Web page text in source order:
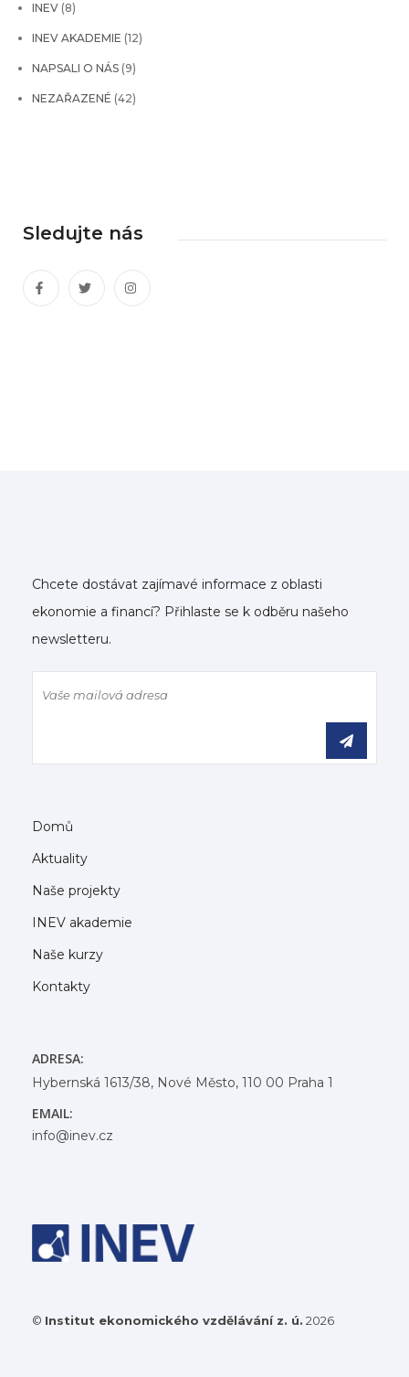
INEV (8)
INEV AKADEMIE (12)
NAPSALI O NÁS (9)
NEZAŘAZENÉ (42)
Sledujte nás
Chcete dostávat zajímavé informace z oblasti
ekonomie a financí? Přihlaste se k odběru našeho
newsletteru.
Domů
Aktuality
Naše projekty
INEV akademie
Naše kurzy
Kontakty
ADRESA:
Hybernská 1613/38, Nové Město, 110 00 Praha 1
EMAIL:
info@inev.cz
© Institut ekonomického vzdělávání z. ú. 2026